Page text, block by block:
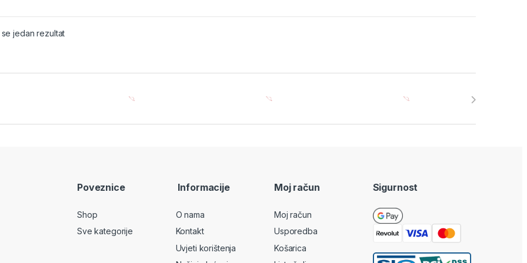
jedan rezultat
Poveznice
Shop
Sve kategorije
Informacije
O nama
Kontakt
Uvjeti korištenja
Moj račun
Moj račun
Usporedba
Košarica
Sigurnost